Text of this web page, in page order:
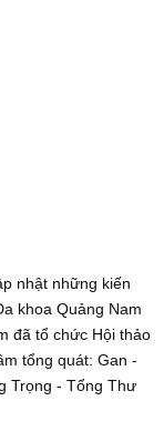
nhật những kiến
khoa Quảng Nam
đã tổ chức Hội thảo
tổng quát: Gan -
Trọng - Tổng Thư